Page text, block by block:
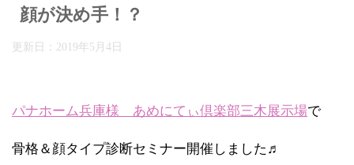
顔が決め手！？
更新日： 2019年5月4日
パナホーム兵庫様 あめにてぃ倶楽部三木展示場で
骨格＆顔タイプ診断セミナー開催しました♬